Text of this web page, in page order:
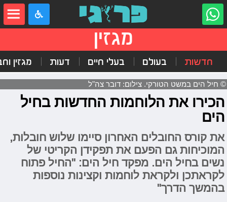
מגזין
חדשות בעולם בעלי חיים דעות מגזין
© חיל הים במשט הטורקי. צילום: דובר צה"ל
הכירו את הלוחמות החדשות בחיל
הים
את קורס החובלים האחרון סיימו שלוש חובלות,
המוכיחות גם הפעם את תפקידן הקריטי של
נשים בחיל הים. מפקד חיל הים: "החיל פתוח
לקראתכן ולקראת לוחמות וקצינות נוספות
בהמשך הדרך"